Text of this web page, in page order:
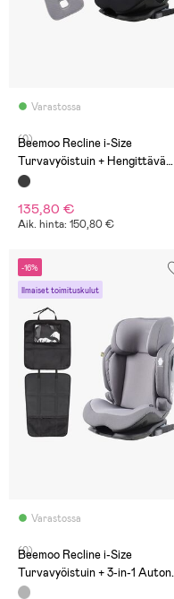
Varastossa
(0)
Beemoo Recline i-Size
Turvavyöistuin + Hengittävä
Istuinpehmuste, Black
135,80 €
Aik. hinta: 150,80 €
-16%
Ilmaiset toimituskulut
Varastossa
(0)
Beemoo Recline i-Size
Turvavyöistuin + 3-in-1 Auton
Istuinsuoja, Mineral Grey